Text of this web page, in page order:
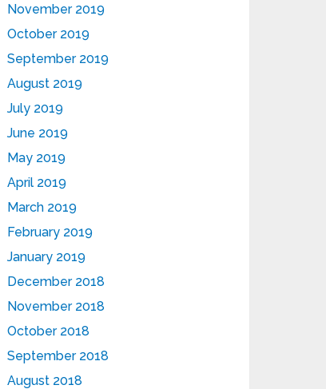
November 2019
October 2019
September 2019
August 2019
July 2019
June 2019
May 2019
April 2019
March 2019
February 2019
January 2019
December 2018
November 2018
October 2018
September 2018
August 2018